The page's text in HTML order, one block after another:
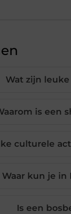
Wat zijn
is een
culturele
Waar kun je in
Is een